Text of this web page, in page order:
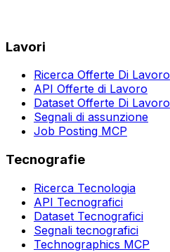
Lavori
Ricerca Offerte Di Lavoro
API Offerte di Lavoro
Dataset Offerte Di Lavoro
Segnali di assunzione
Job Posting MCP
Tecnografie
Ricerca Tecnologia
API Tecnografici
Dataset Tecnografici
Segnali tecnografici
Technographics MCP